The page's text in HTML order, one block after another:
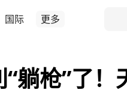
国际 更多
躺枪”了！